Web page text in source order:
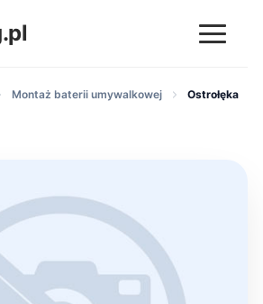
Montaż baterii umywalkowej Ostrołęka